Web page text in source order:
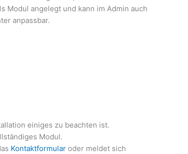
Modul angelegt und kann im Admin auch
anpassbar.
einiges zu beachten ist.
Modul.
Kontaktformular oder meldet sich